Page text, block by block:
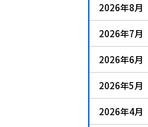
2026年8月
2026年7月
2026年6月
2026年5月
2026年4月